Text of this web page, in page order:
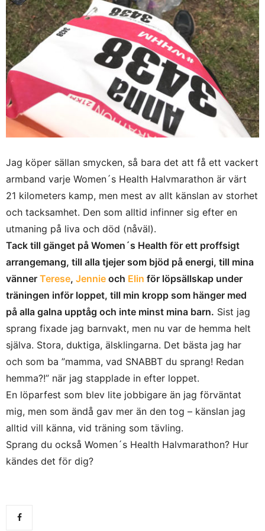
Jag köper sällan smycken, så bara det att få ett vackert
armband varje Women´s Health Halvmarathon är värt
21 kilometers kamp, men mest av allt känslan av storhet
och tacksamhet. Den som alltid infinner sig efter en
utmaning på liva och död (nåväl).
Tack till gänget på Women´s Health för ett proffsigt
arrangemang, till alla tjejer som bjöd på energi, till mina
vänner Terese, Jennie och Elin för löpsällskap under
träningen inför loppet, till min kropp som hänger med
på alla galna upptåg och inte minst mina barn. Sist jag
sprang fixade jag barnvakt, men nu var de hemma helt
själva. Stora, duktiga, älsklingarna. Det bästa jag har
och som ba ”mamma, vad SNABBT du sprang! Redan
hemma?!” när jag stapplade in efter loppet.
En löparfest som blev lite jobbigare än jag förväntat
mig, men som ändå gav mer än den tog – känslan jag
alltid vill känna, vid träning som tävling.
Sprang du också Women´s Health Halvmarathon? Hur
kändes det för dig?